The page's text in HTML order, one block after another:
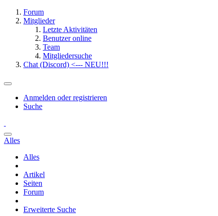
Forum
Mitglieder
Letzte Aktivitäten
Benutzer online
Team
Mitgliedersuche
Chat (Discord) <--- NEU!!!
Anmelden oder registrieren
Suche
Alles
Alles
Artikel
Seiten
Forum
Erweiterte Suche